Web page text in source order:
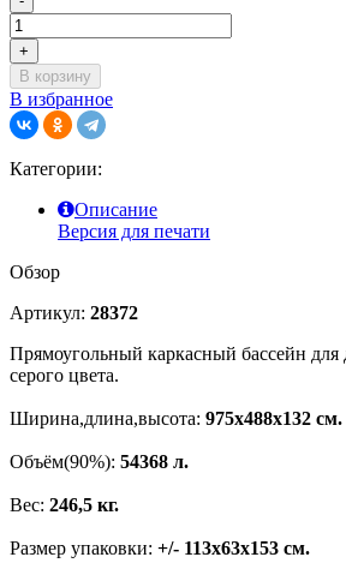
+
В корзину
В избранное
Категории:
Описание
Версия для печати
Обзор
Артикул: 28372
Прямоугольный каркасный бассейн для
серого цвета.
Ширина,длина,высота: 975х488х132 см.
Объём(90%): 54368 л.
Вес: 246,5 кг.
Размер упаковки: +/- 113х63х153 см.